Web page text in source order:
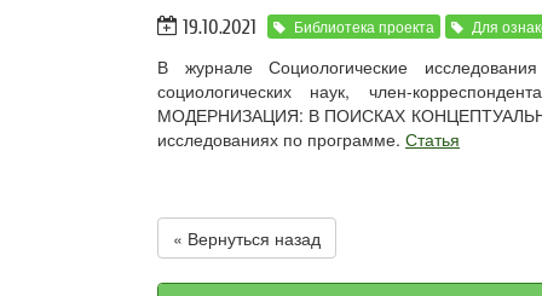
19.10.2021 Библиотека проекта Для
В журнале Социологические
социологических наук, член-
МОДЕРНИЗАЦИЯ: В ПОИСКАХ
исследованиях по программе. Статья
« Вернуться назад